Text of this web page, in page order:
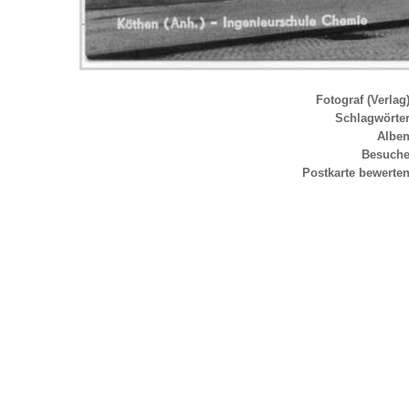
Fotograf
Postkarte